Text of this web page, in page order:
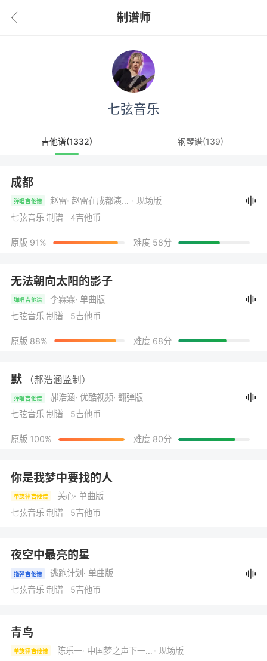
制谱师
七弦音乐
吉他谱(1332) 钢琴谱(139)
成都
弹唱吉他谱 赵雷 · 赵雷在成都演出现场 · 现场版
七弦音乐 制谱 4吉他币
原版 91% 难度 58分
无法朝向太阳的影子
弹唱吉他谱 李霖霖· 单曲版
七弦音乐 制谱 5吉他币
原版 88% 难度 68分
默 （郝浩涵监制）
弹唱吉他谱 郝浩涵· 优酷视频· 翻弹版
七弦音乐 制谱 5吉他币
原版 100% 难度 80分
你是我梦中要找的人
单旋律吉他谱 关心· 单曲版
七弦音乐 制谱 5吉他币
夜空中最亮的星
指弹吉他谱 逃跑计划 · 单曲版
七弦音乐 制谱 5吉他币
青鸟
单旋律吉他谱 陈乐一 · 中国梦之声下一站传奇第3期 · 现场版